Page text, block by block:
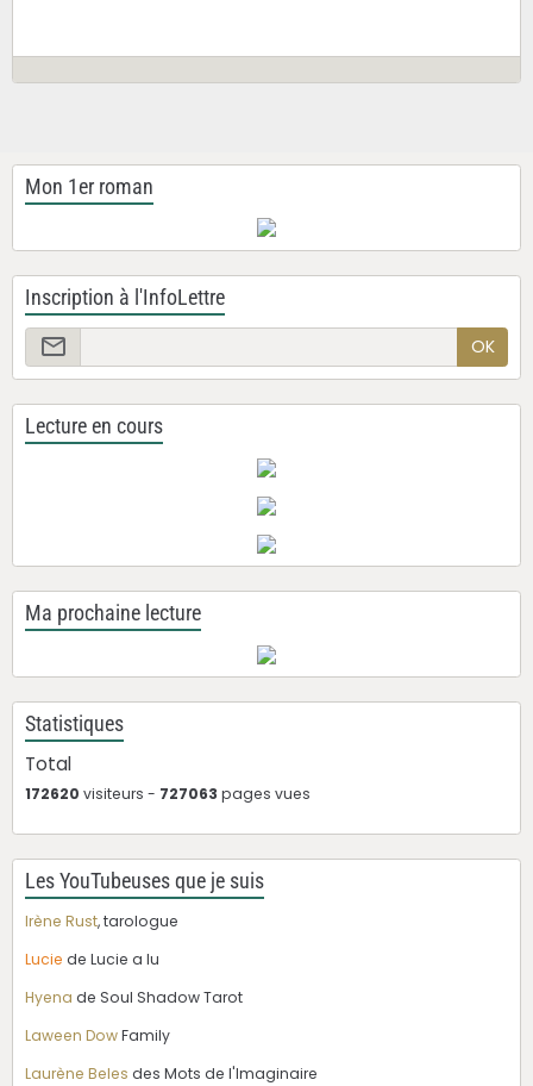
Mon 1er roman
Inscription à l'InfoLettre
OK
Lecture en cours
Ma prochaine lecture
Statistiques
Total
172620 visiteurs - 727063 pages vues
Les YouTubeuses que je suis
Irène Rust, tarologue
Lucie de Lucie a lu
Hyena de Soul Shadow Tarot
Laween DowFamily
Laurène Beles des Mots de l'Imaginaire